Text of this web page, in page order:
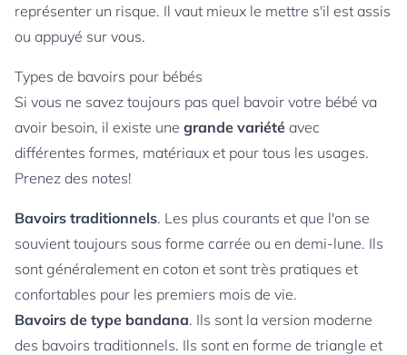
représenter un risque. Il vaut mieux le mettre s'il est assis
ou appuyé sur vous.
Types de bavoirs pour bébés
Si vous ne savez toujours pas quel bavoir votre bébé va
avoir besoin, il existe une grande variété avec
différentes formes, matériaux et pour tous les usages.
Prenez des notes!
Bavoirs traditionnels. Les plus courants et que l'on se
souvient toujours sous forme carrée ou en demi-lune. Ils
sont généralement en coton et sont très pratiques et
confortables pour les premiers mois de vie.
Bavoirs de type bandana. Ils sont la version moderne
des bavoirs traditionnels. Ils sont en forme de triangle et